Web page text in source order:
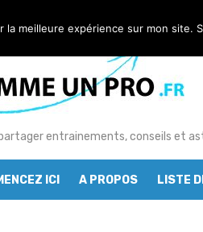
entrainements, conseils et
ICI A PROPOS LISTE
meilleure expérience sur mon